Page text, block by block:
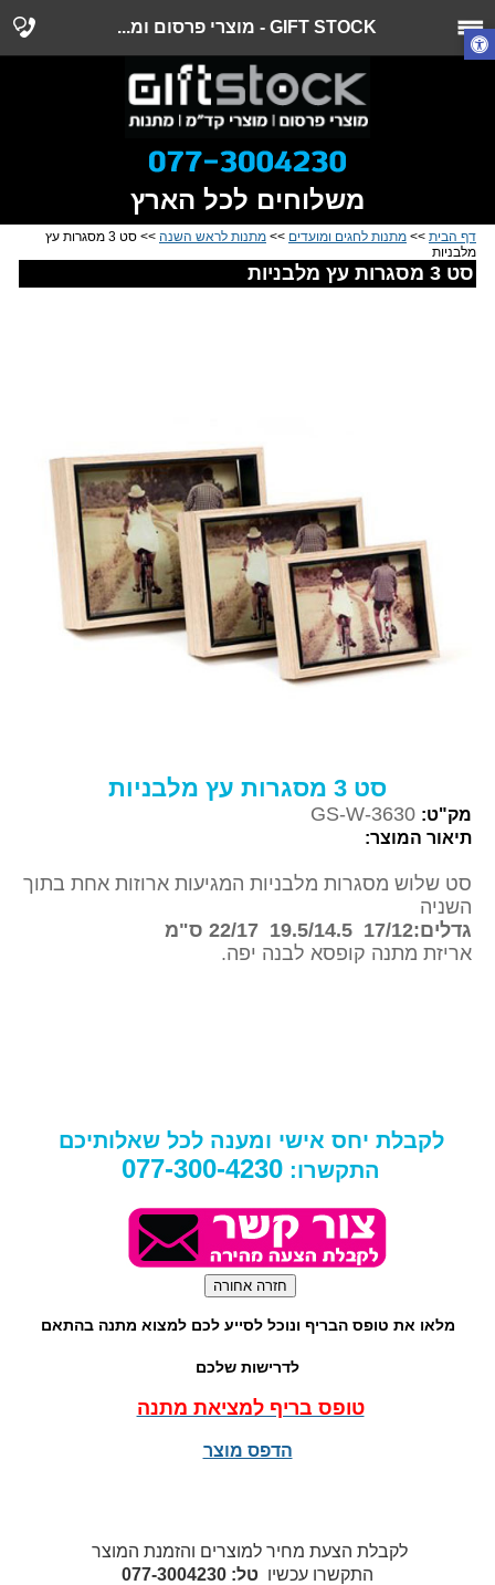
GIFT STOCK - מוצרי פרסום ומ...
משלוחים לכל הארץ
דף הבית >> מתנות לחגים ומועדים >> מתנות לראש השנה
>> סט 3 מסגרות עץ
מלבניות
סט 3 מסגרות עץ מלבניות
סט 3 מסגרות עץ מלבניות
מק"ט: GS-W-3630
תיאור המוצר:
סט שלוש מסגרות מלבניות המגיעות ארוזות אחת בתוך
השניה
גדלים:17/12 19.5/14.5 22/17 ס"מ
אריזת מתנה קופסא לבנה יפה.
לקבלת יחס אישי ומענה לכל שאלותיכם
התקשרו: 077-300-4230
מלאו את טופס הבריף ונוכל לסייע לכם למצוא מתנה בהתאם
לדרישות שלכם
טופס בריף למציאת מתנה
הדפס מוצר
לקבלת הצעת מחיר למוצרים והזמנת המוצר
התקשרו עכשיו טל: 077-3004230